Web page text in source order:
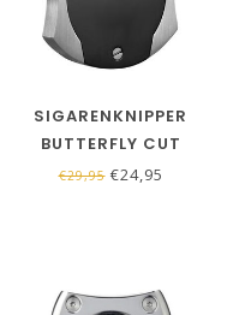
SIGARENKNIPPER
BUTTERFLY CUT
€29,95€24,95